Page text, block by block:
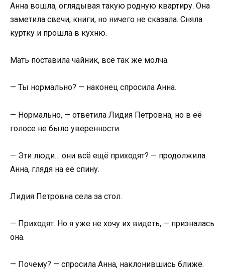
Анна вошла, оглядывая такую родную квартиру. Она
заметила свечи, книги, но ничего не сказала. Сняла
куртку и прошла в кухню.
Мать поставила чайник, всё так же молча.
— Ты нормально? — наконец спросила Анна.
— Нормально, — ответила Лидия Петровна, но в её
голосе не было уверенности.
— Эти люди… они всё ещё приходят? — продолжила
Анна, глядя на её спину.
Лидия Петровна села за стол.
— Приходят. Но я уже не хочу их видеть, — призналась
она.
— Почему? — спросила Анна, наклонившись ближе.